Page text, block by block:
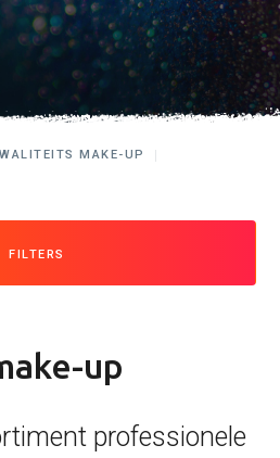
MAKE-UP
FILTERS
up
professionele